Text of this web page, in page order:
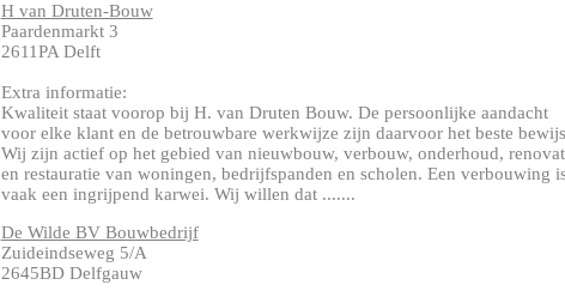
H van Druten-Bouw
Paardenmarkt 3
2611PA Delft
Extra informatie:
Kwaliteit staat voorop bij H. van Druten Bouw. De persoonlijke aandacht
voor elke klant en de betrouwbare werkwijze zijn daarvoor het beste
Wij zijn actief op het gebied van nieuwbouw, verbouw, onderhoud,
en restauratie van woningen, bedrijfspanden en scholen. Een verbouwing
vaak een ingrijpend karwei. Wij willen dat .......
De Wilde BV Bouwbedrijf
Zuideindseweg 5/A
2645BD Delfgauw